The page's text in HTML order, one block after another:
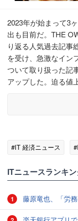
2023年が始まって3
出も目前だ。THE
り返る人気過去記事
を受け、急激なイン
ついて取り扱った記
アップした。迫る値
#IT 経済ニュース
ITニュースランキ
1 藤原竜也、「労